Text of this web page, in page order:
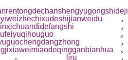
，
，
。
，
、
。liru，